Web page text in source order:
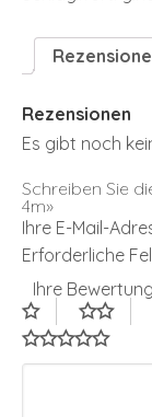
Rezensionen
Es gibt noch
Schreiben Sie
4m»
Ihre E-Mail-
Erforderliche
Ihre Bewertung